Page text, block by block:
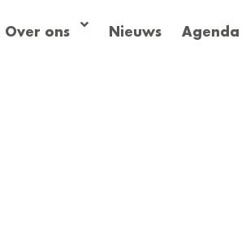
Over ons Nieuws Agenda